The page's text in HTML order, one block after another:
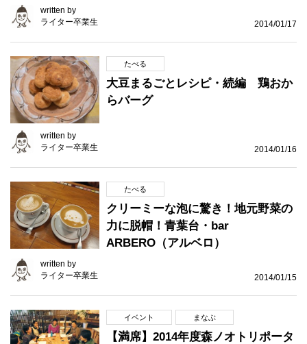
written by
ライター卒業生
2014/01/17
たべる
大豆まるごとレシピ・続編 鶏おか
らバーグ
written by
ライター卒業生
2014/01/16
たべる
クリーミーな泡に驚き！地元野菜の
力に脱帽！青葉台・bar
ARBERO（アルベロ）
written by
ライター卒業生
2014/01/15
イベント まなぶ
【満席】2014年度森ノオトリポータ